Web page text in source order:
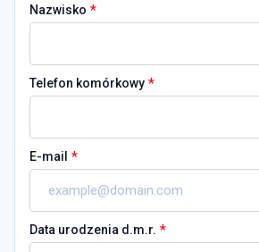
Nazwisko *
Telefon komórkowy *
E-mail *
Data urodzenia d.m.r. *